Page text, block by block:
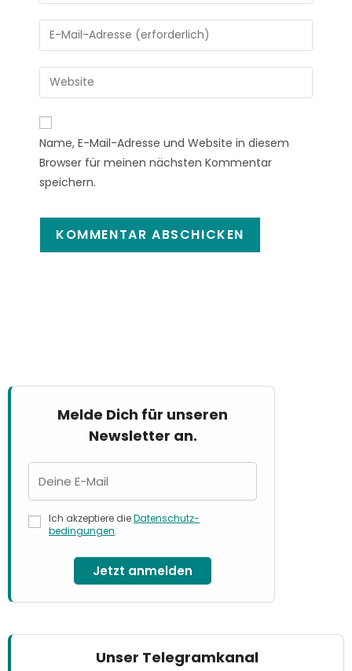
Name, E-Mail-Adresse und Website in diesem
Browser für meinen nächsten Kommentar
speichern.
Melde Dich für unseren
Newsletter an.
Ich akzeptiere dieDatenschutz­
bedingungen.
Jetzt anmelden
Unser Telegramkanal